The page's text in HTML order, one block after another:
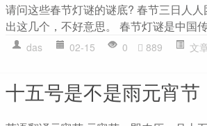
请问这些春节灯谜的谜底? 春节三日人
出这几个，不好意思。 春节灯谜是中国
das 02-15 0 889 文
十五号是不是雨元宵节